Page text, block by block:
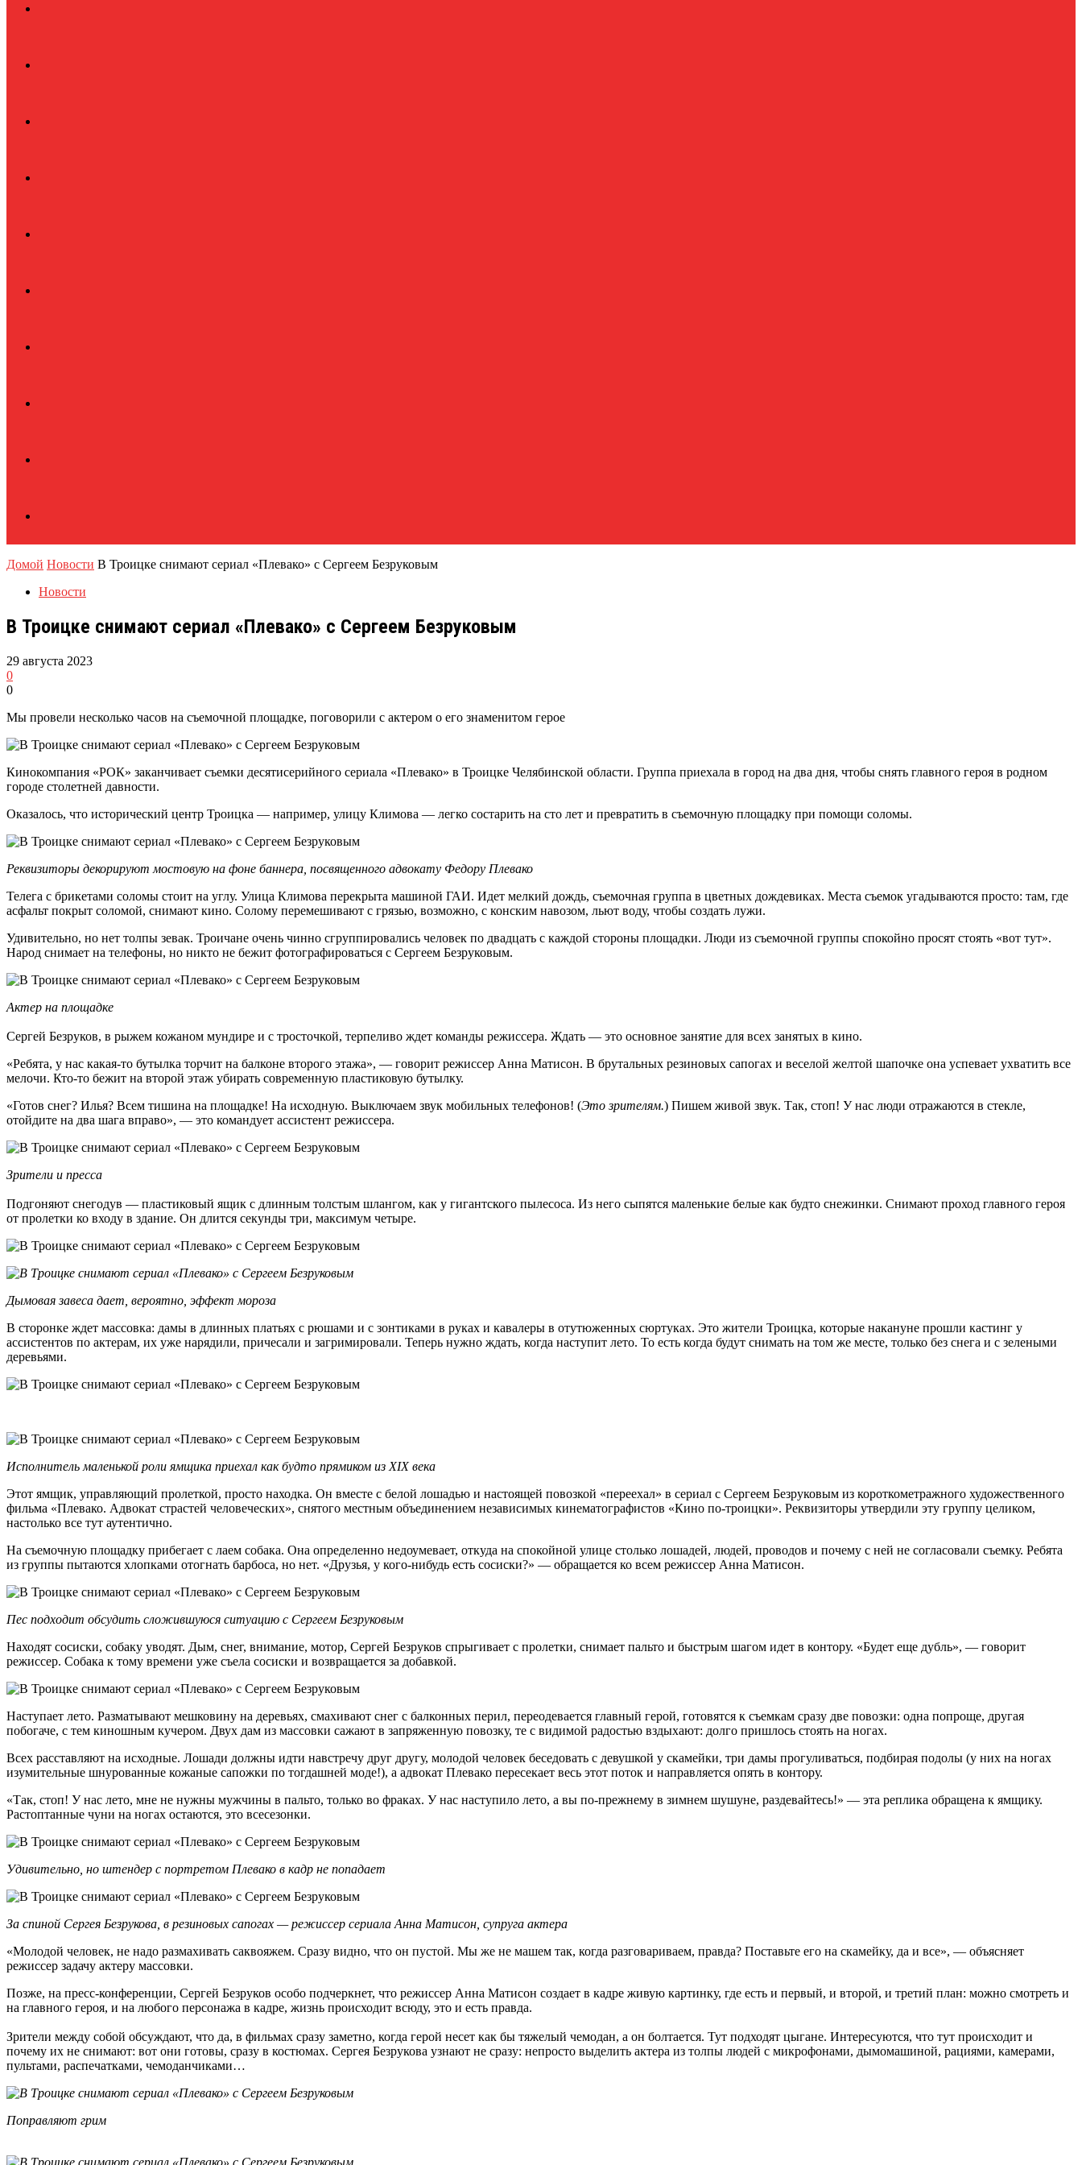
Домой Новости В Троицке снимают сериал «Плевако» с Сергеем Безруковым
Новости
В Троицке снимают сериал «Плевако» с Сергеем Безруковым
29 августа 2023
0
0
Мы провели несколько часов на съемочной площадке, поговорили с актером о его знаменитом герое
Кинокомпания «РОК» заканчивает съемки десятисерийного сериала «Плевако» в Троицке Челябинской области. Группа приехала в город на два дня, чтобы снять главного героя в родном
городе столетней давности.
Оказалось, что исторический центр Троицка — например, улицу Климова — легко состарить на сто лет и превратить в съемочную площадку при помощи соломы.
Реквизиторы декорируют мостовую на фоне баннера, посвященного адвокату Федору Плевако
Телега с брикетами соломы стоит на углу. Улица Климова перекрыта машиной ГАИ. Идет мелкий дождь, съемочная группа в цветных дождевиках. Места съемок угадываются просто: там, где
асфальт покрыт соломой, снимают кино. Солому перемешивают с грязью, возможно, с конским навозом, льют воду, чтобы создать лужи.
Удивительно, но нет толпы зевак. Троичане очень чинно сгруппировались человек по двадцать с каждой стороны площадки. Люди из съемочной группы спокойно просят стоять «вот тут».
Народ снимает на телефоны, но никто не бежит фотографироваться с Сергеем Безруковым.
Актер на площадке
Сергей Безруков, в рыжем кожаном мундире и с тросточкой, терпеливо ждет команды режиссера. Ждать — это основное занятие для всех занятых в кино.
«Ребята, у нас какая-то бутылка торчит на балконе второго этажа», — говорит режиссер Анна Матисон. В брутальных резиновых сапогах и веселой желтой шапочке она успевает ухватить все
мелочи. Кто-то бежит на второй этаж убирать современную пластиковую бутылку.
«Готов снег? Илья? Всем тишина на площадке! На исходную. Выключаем звук мобильных телефонов! (Это зрителям.) Пишем живой звук. Так, стоп! У нас люди отражаются в стекле,
отойдите на два шага вправо», — это командует ассистент режиссера.
Зрители и пресса
Подгоняют снегодув — пластиковый ящик с длинным толстым шлангом, как у гигантского пылесоса. Из него сыпятся маленькие белые как будто снежинки. Снимают проход главного героя
от пролетки ко входу в здание. Он длится секунды три, максимум четыре.
Дымовая завеса дает, вероятно, эффект мороза
В сторонке ждет массовка: дамы в длинных платьях с рюшами и с зонтиками в руках и кавалеры в отутюженных сюртуках. Это жители Троицка, которые накануне прошли кастинг у
ассистентов по актерам, их уже нарядили, причесали и загримировали. Теперь нужно ждать, когда наступит лето. То есть когда будут снимать на том же месте, только без снега и с зелеными
деревьями.
Исполнитель маленькой роли ямщика приехал как будто прямиком из XIX века
Этот ямщик, управляющий пролеткой, просто находка. Он вместе с белой лошадью и настоящей повозкой «переехал» в сериал с Сергеем Безруковым из короткометражного художественного
фильма «Плевако. Адвокат страстей человеческих», снятого местным объединением независимых кинематографистов «Кино по-троицки». Реквизиторы утвердили эту группу целиком,
настолько все тут аутентично.
На съемочную площадку прибегает с лаем собака. Она определенно недоумевает, откуда на спокойной улице столько лошадей, людей, проводов и почему с ней не согласовали съемку. Ребята
из группы пытаются хлопками отогнать барбоса, но нет. «Друзья, у кого-нибудь есть сосиски?» — обращается ко всем режиссер Анна Матисон.
Пес подходит обсудить сложившуюся ситуацию с Сергеем Безруковым
Находят сосиски, собаку уводят. Дым, снег, внимание, мотор, Сергей Безруков спрыгивает с пролетки, снимает пальто и быстрым шагом идет в контору. «Будет еще дубль», — говорит
режиссер. Собака к тому времени уже съела сосиски и возвращается за добавкой.
Наступает лето. Разматывают мешковину на деревьях, смахивают снег с балконных перил, переодевается главный герой, готовятся к съемкам сразу две повозки: одна попроще, другая
побогаче, с тем киношным кучером. Двух дам из массовки сажают в запряженную повозку, те с видимой радостью вздыхают: долго пришлось стоять на ногах.
Всех расставляют на исходные. Лошади должны идти навстречу друг другу, молодой человек беседовать с девушкой у скамейки, три дамы прогуливаться, подбирая подолы (у них на ногах
изумительные шнурованные кожаные сапожки по тогдашней моде!), а адвокат Плевако пересекает весь этот поток и направляется опять в контору.
«Так, стоп! У нас лето, мне не нужны мужчины в пальто, только во фраках. У нас наступило лето, а вы по-прежнему в зимнем шушуне, раздевайтесь!» — эта реплика обращена к ямщику.
Растоптанные чуни на ногах остаются, это всесезонки.
Удивительно, но штендер с портретом Плевако в кадр не попадает
За спиной Сергея Безрукова, в резиновых сапогах — режиссер сериала Анна Матисон, супруга актера
«Молодой человек, не надо размахивать саквояжем. Сразу видно, что он пустой. Мы же не машем так, когда разговариваем, правда? Поставьте его на скамейку, да и все», — объясняет
режиссер задачу актеру массовки.
Позже, на пресс-конференции, Сергей Безруков особо подчеркнет, что режиссер Анна Матисон создает в кадре живую картинку, где есть и первый, и второй, и третий план: можно смотреть и
на главного героя, и на любого персонажа в кадре, жизнь происходит всюду, это и есть правда.
Зрители между собой обсуждают, что да, в фильмах сразу заметно, когда герой несет как бы тяжелый чемодан, а он болтается. Тут подходят цыгане. Интересуются, что тут происходит и
почему их не снимают: вот они готовы, сразу в костюмах. Сергея Безрукова узнают не сразу: непросто выделить актера из толпы людей с микрофонами, дымомашиной, рациями, камерами,
пультами, распечатками, чемоданчиками…
Поправляют грим